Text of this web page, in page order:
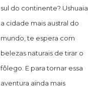
sul do continente? Ushuaia,
a cidade mais austral do
mundo, te espera com
belezas naturais de tirar o
fôlego. E para tornar essa
aventura ainda mais